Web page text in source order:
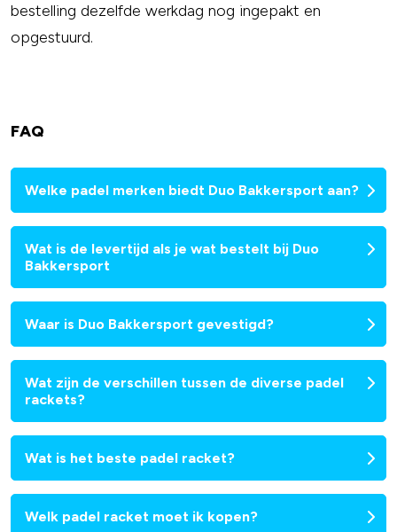
bestelling dezelfde werkdag nog ingepakt en
opgestuurd.
FAQ
Welke padel merken biedt Duo Bakkersport aan?
Wat is de levertijd als je wat bestelt bij Duo
Bakkersport
Waar is Duo Bakkersport gevestigd?
Wat zijn de verschillen tussen de diverse padel
rackets?
Wat is het beste padel racket?
Welk padel racket moet ik kopen?